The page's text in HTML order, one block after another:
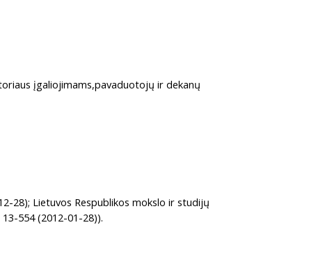
įgaliojimams,pavaduotojų ir dekanų
28); Lietuvos Respublikos mokslo ir studijų
554 (2012-01-28)).